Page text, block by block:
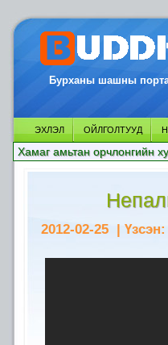
Бурханы шашны
ЭХЛЭЛ ОЙЛГОЛТУУД
Хамаг амьтан орчлонгийн
2012-02-25 | Үзсэн: